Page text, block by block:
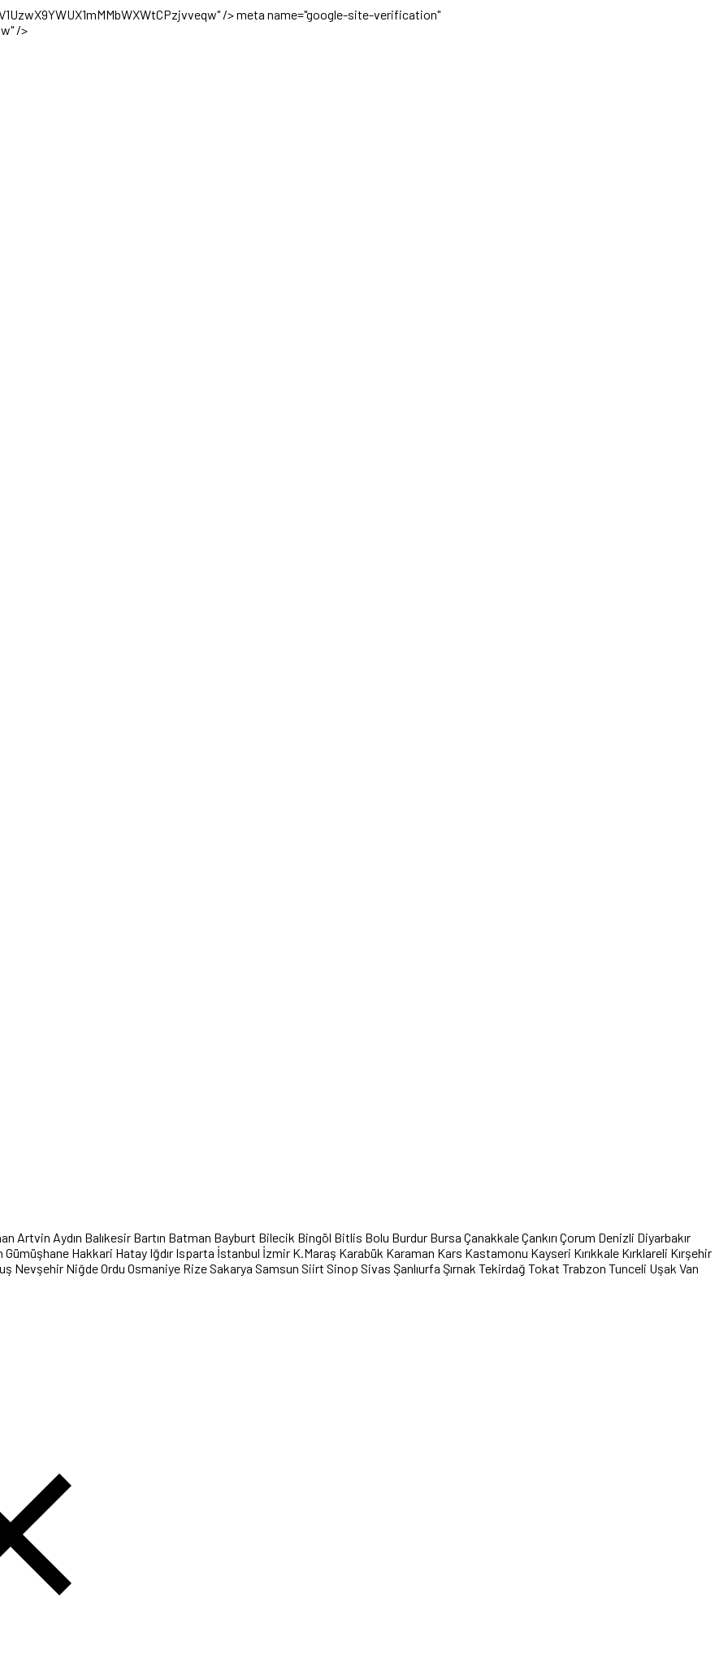
/>meta name="google-site-verification"
/>
Artvin Aydın Balıkesir Bartın Batman Bayburt Bilecik Bingöl Bitlis Bolu Burdur Bursa ÇanakkaleÇankırı Çorum Denizli Diyarbakır
Gümüşhane Hakkari Hatay Iğdır Isparta İstanbul İzmir K.Maraş Karabük Karaman Kars Kastamonu Kayseri Kırıkkale Kırklareli Kırşehir
Nevşehir NiğdeOrdu Osmaniye RizeSakarya Samsun Siirt Sinop Sivas Şanlıurfa Şırnak Tekirdağ Tokat Trabzon Tunceli Uşak Van